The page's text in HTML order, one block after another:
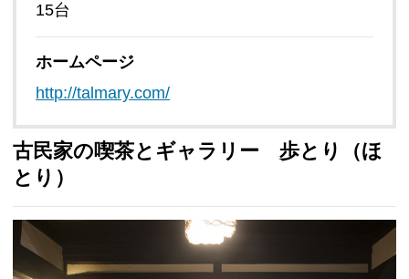
15台
ホームページ
http://talmary.com/
古民家の喫茶とギャラリー 歩とり（ほ
とり）